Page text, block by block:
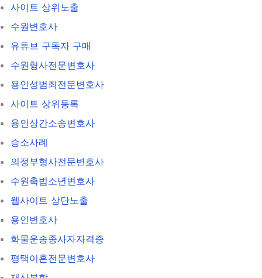
사이트 상위노출
수원변호사
유튜브 구독자 구매
수원형사전문변호사
용인성범죄전문변호사
사이트 상위등록
용인상간소송변호사
승소사례
의정부형사전문변호사
수원촉법소년변호사
웹사이트 상단노출
용인변호사
화물운송종사자자격증
평택이혼전문변호사